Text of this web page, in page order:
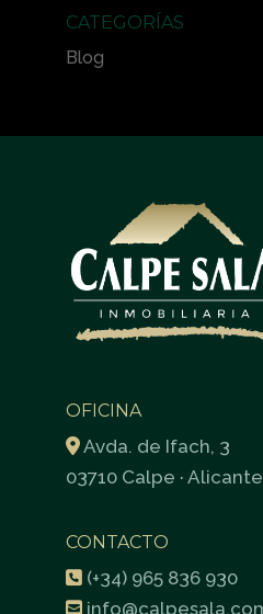
CATEGORÍAS
Blog
OFICINA
Avda. de Ifach, 3
03710 Calpe · Alicante
CONTACTO
(+34) 965 836 930